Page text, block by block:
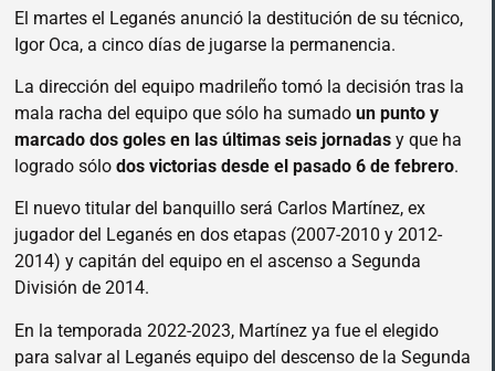
El martes el Leganés anunció la destitución de su técnico,
Igor Oca, a cinco días de jugarse la permanencia.
La dirección del equipo madrileño tomó la decisión tras la
mala racha del equipo que sólo ha sumado un punto y
marcado dos goles en las últimas seis jornadas y que ha
logrado sólo dos victorias desde el pasado 6 de febrero.
El nuevo titular del banquillo será Carlos Martínez, ex
jugador del Leganés en dos etapas (2007-2010 y 2012-
2014) y capitán del equipo en el ascenso a Segunda
División de 2014.
En la temporada 2022-2023, Martínez ya fue el elegido
para salvar al Leganés equipo del descenso de la Segunda